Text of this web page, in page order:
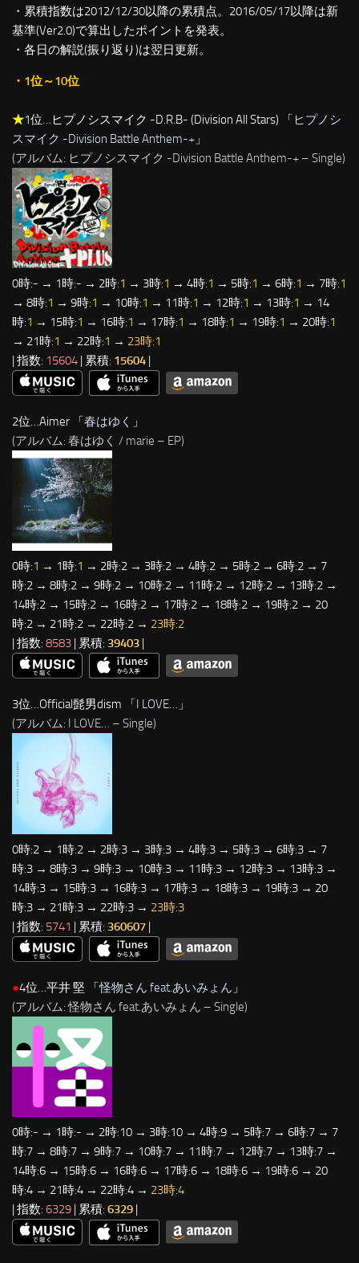
・累積指数は2012/12/30以降の累積点。2016/05/17以降は新
基準(Ver2.0)で算出したポイントを発表。
・各日の解説(振り返り)は翌日更新。
・1位～10位
★1位…ヒプノシスマイク -D.R.B- (Division All Stars) 「 ヒプノシ
スマイク -Division Battle Anthem-+ 」
(アルバム: ヒプノシスマイク -Division Battle Anthem-+ – Single)
0時:- → 1時:- → 2時:1 → 3時:1 → 4時:1 → 5時:1 → 6時:1 → 7時:1
→ 8時:1 → 9時:1 → 10時:1 → 11時:1 → 12時:1 → 13時:1 → 14
時:1 → 15時:1 → 16時:1 → 17時:1 → 18時:1 → 19時:1 → 20時:1
→ 21時:1 → 22時:1 → 23時:1
| 指数: 15604 | 累積: 15604 |
2位…Aimer 「春はゆく 」
(アルバム: 春はゆく / marie – EP)
0時:1 → 1時:1 → 2時:2 → 3時:2 → 4時:2 → 5時:2 → 6時:2 → 7
時:2 → 8時:2 → 9時:2 → 10時:2 → 11時:2 → 12時:2 → 13時:2 →
14時:2 → 15時:2 → 16時:2 → 17時:2 → 18時:2 → 19時:2 → 20
時:2 → 21時:2 → 22時:2 → 23時:2
| 指数: 8583 | 累積: 39403 |
3位…Official髭男dism 「 I LOVE… 」
(アルバム: I LOVE… – Single)
0時:2 → 1時:2 → 2時:3 → 3時:3 → 4時:3 → 5時:3 → 6時:3 → 7
時:3 → 8時:3 → 9時:3 → 10時:3 → 11時:3 → 12時:3 → 13時:3 →
14時:3 → 15時:3 → 16時:3 → 17時:3 → 18時:3 → 19時:3 → 20
時:3 → 21時:3 → 22時:3 → 23時:3
| 指数: 5741 | 累積: 360607 |
●4位…平井 堅 「怪物さん feat.あいみょん 」
(アルバム: 怪物さん feat.あいみょん – Single)
0時:- → 1時:- → 2時:10 → 3時:10 → 4時:9 → 5時:7 → 6時:7 → 7
時:7 → 8時:7 → 9時:7 → 10時:7 → 11時:7 → 12時:7 → 13時:7 →
14時:6 → 15時:6 → 16時:6 → 17時:6 → 18時:6 → 19時:6 → 20
時:4 → 21時:4 → 22時:4 → 23時:4
| 指数: 6329 | 累積: 6329